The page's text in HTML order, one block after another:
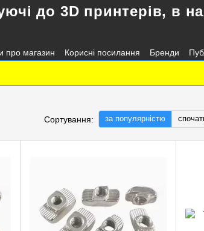
до 3D принтерів, в
про магазин Корисні посилання Бренди
Сортування: за популярністю